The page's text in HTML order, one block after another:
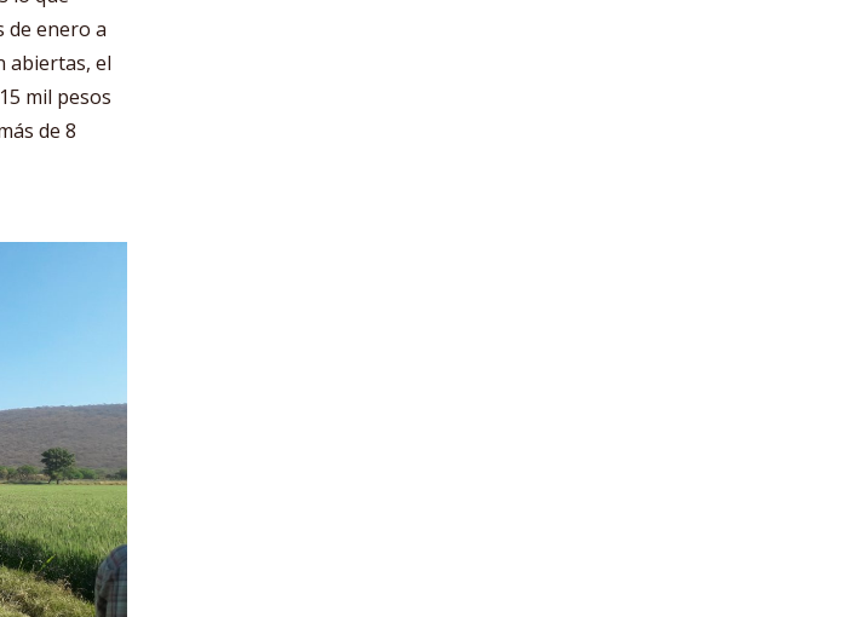
de enero a
abiertas, el
mil pesos
de 8